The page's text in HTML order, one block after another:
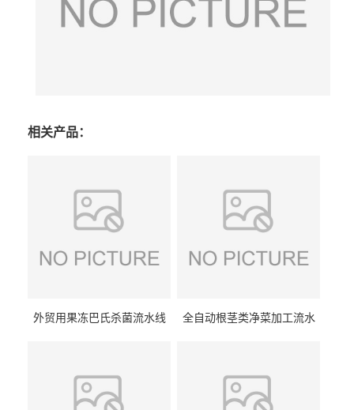
相关产品：
外贸用果冻巴氏杀菌流水线
全自动根茎类净菜加工流水